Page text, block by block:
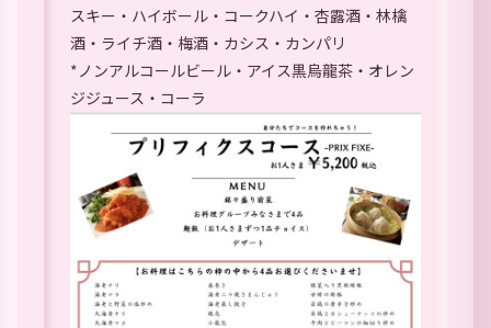
スキー・ハイボール・コークハイ・杏露酒・林檎
酒・ライチ酒・梅酒・カシス・カンパリ
*ノンアルコールビール・アイス黒烏龍茶・オレン
ジジュース・コーラ